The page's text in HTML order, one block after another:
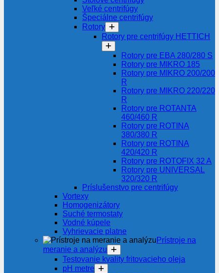
Veľké centrifúgy
Špeciálne centrifúgy
Rotory
Rotory pre centrifúgy HETTICH
Rotory pre EBA 280/280 S
Rotory pre MIKRO 185
Rotory pre MIKRO 200/200
R
Rotory pre MIKRO 220/220
R
Rotory pre ROTANTA
460/460 R
Rotory pre ROTINA
380/380 R
Rotory pre ROTINA
420/420 R
Rotory pre ROTOFIX 32 A
Rotory pre UNIVERSAL
320/320 R
Príslušenstvo pre centrifúgy
Vortexy
Homogenizátory
Suché termostaty
Vodné kúpele
Vyhrievacie platne
Prístroje na
meranie a analýzu
Testovanie kvality fritovacieho oleja
pH metre